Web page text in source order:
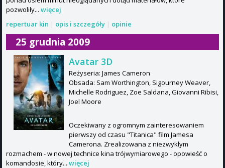
pozwoliły... więcej
repertuar kin | opis i szczegóły | opinie
25 grudnia 2009
Avatar 3D
Reżyseria: James Cameron
Obsada: Sam Worthington, Sigourney Weaver,
Michelle Rodriguez, Zoe Saldana, Giovanni Ribisi,
Joel Moore
Oczekiwany z ogromnym zainteresowaniem
pierwszy od czasu "Titanica" film Jamesa
Camerona. Zrealizowana z niezwykłym
rozmachem - w nowej technice kina trójwymiarowego - opowieść o
komandosie, który... więcej